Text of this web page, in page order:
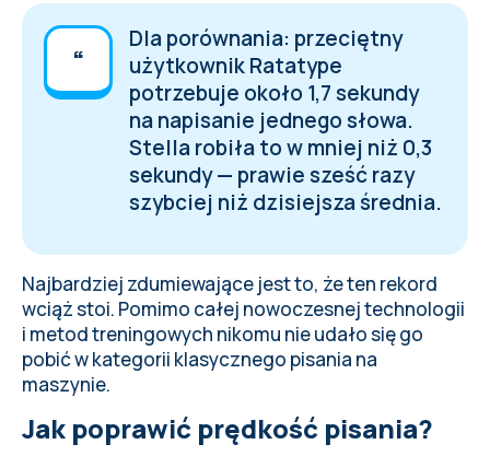
Dla porównania: przeciętny
użytkownik Ratatype
potrzebuje około 1,7 sekundy
na napisanie jednego słowa.
Stella robiła to w mniej niż 0,3
sekundy — prawie sześć razy
szybciej niż dzisiejsza średnia.
Najbardziej zdumiewające jest to, że ten rekord
wciąż stoi. Pomimo całej nowoczesnej technologii
i metod treningowych nikomu nie udało się go
pobić w kategorii klasycznego pisania na
maszynie.
Jak poprawić prędkość pisania?